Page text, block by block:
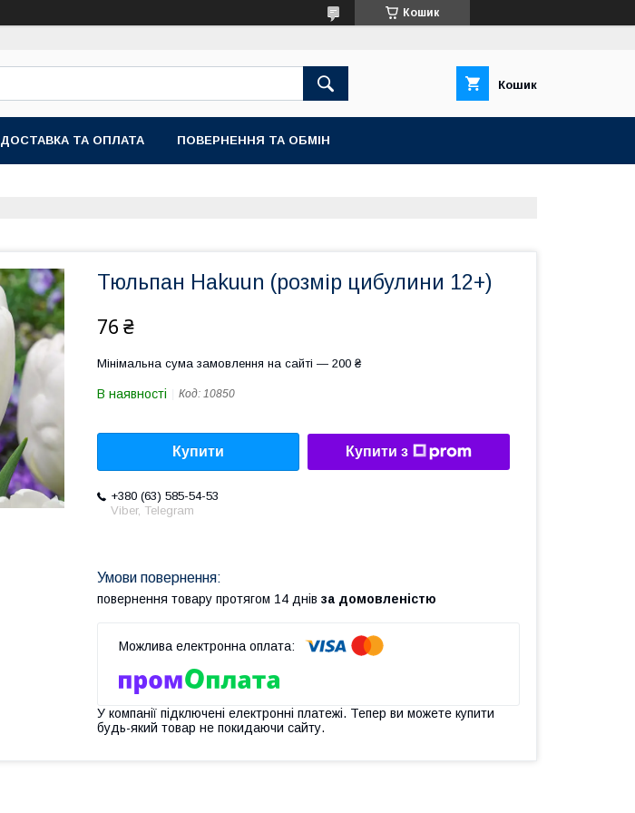
Кошик
Кошик
ДОСТАВКА ТА ОПЛАТА ПОВЕРНЕННЯ ТА ОБМІН
Тюльпан Hakuun (розмір цибулини 12+)
76 ₴
Мінімальна сума замовлення на сайті — 200 ₴
В наявності Код: 10850
Купити Купити з
+380 (63) 585-54-53
Viber, Telegram
повернення товару протягом 14 днів за домовленістю
У компанії підключені електронні платежі. Тепер ви можете купити
будь-який товар не покидаючи сайту.